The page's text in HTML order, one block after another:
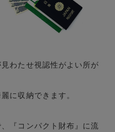
わたせ視認性がよい所が
に収納できます。
『コンパクト財布』に流